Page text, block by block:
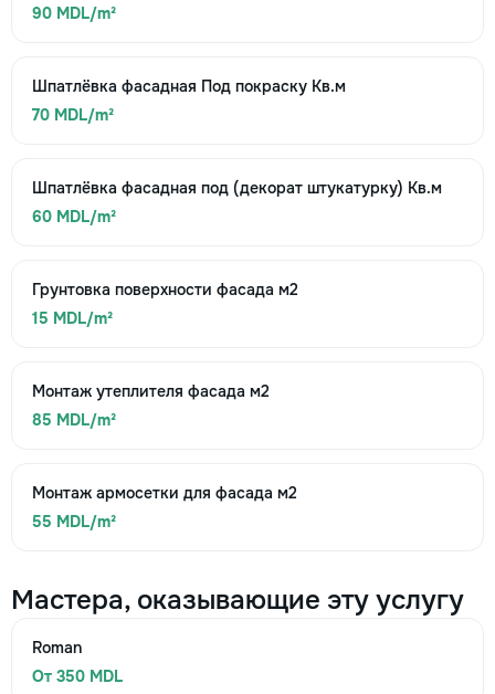
90 MDL/m²
Шпатлёвка фасадная Под покраску Кв.м
70 MDL/m²
Шпатлёвка фасадная под (декорат штукатурку) Кв.м
60 MDL/m²
Грунтовка поверхности фасада м2
15 MDL/m²
Монтаж утеплителя фасада м2
85 MDL/m²
Монтаж армосетки для фасада м2
55 MDL/m²
Мастера, оказывающие эту услугу
Roman
От 350 MDL